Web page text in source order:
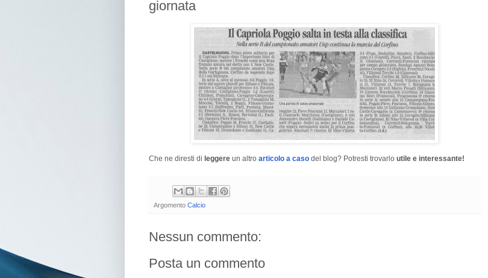
giornata
Che ne diresti di leggere un altro articolo a caso del blog? Potresti trovarlo utile e interessante!
Argomento Calcio
Nessun commento:
Posta un commento